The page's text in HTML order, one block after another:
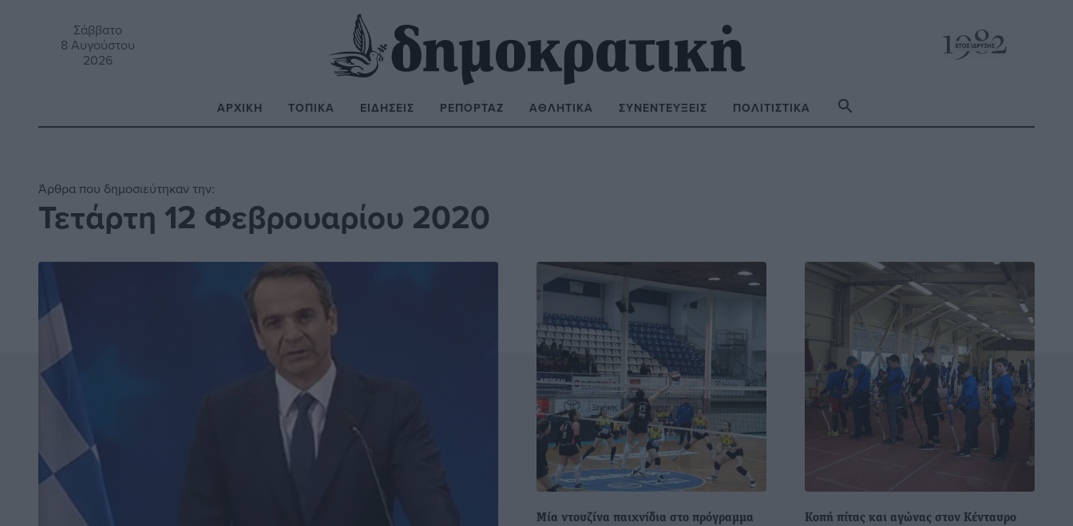
Σάββατο
8 Αυγούστου
2026
ΑΡΧΙΚΉ ΤΟΠΙΚΆ ΕΙΔΉΣΕΙΣ ΡΕΠΟΡΤΆΖ ΑΘΛΗΤΙΚΆ ΣΥΝΕΝΤΕΎΞΕΙΣ ΠΟΛΙΤΙΣΤΙΚΆ
Άρθρα που δημοσιεύτηκαν την:
Τετάρτη 12 Φεβρουαρίου 2020
Μία ντουζίνα παιχνίδια στο πρόγραμμα
Κοπή πίτας και αγώνας στον Κένταυρο